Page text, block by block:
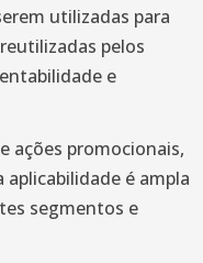
utilizadas para
pelos
e
ações promocionais,
aplicabilidade é ampla
segmentos e